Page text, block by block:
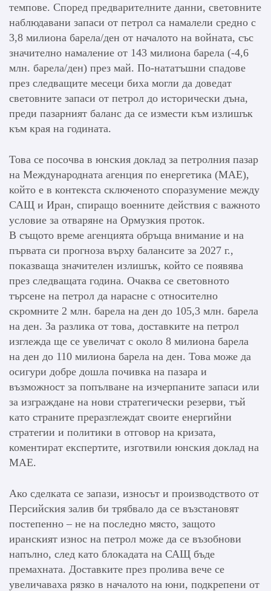
темпове. Според предварителните данни, световните
наблюдавани запаси от петрол са намалели средно с
3,8 милиона барела/ден от началото на войната, със
значително намаление от 143 милиона барела (-4,6
млн. барела/ден) през май. По-нататъшни спадове
през следващите месеци биха могли да доведат
световните запаси от петрол до исторически дъна,
преди пазарният баланс да се измести към излишък
към края на годината.
Това се посочва в юнския доклад за петролния пазар
на Международната агенция по енергетика (МАЕ),
който е в контекста сключеното споразумение между
САЩ и Иран, спиращо военните действия с важното
условие за отваряне на Ормузкия проток.
В същото време агенцията обръща внимание и на
първата си прогноза върху балансите за 2027 г.,
показваща значителен излишък, който се появява
през следващата година. Очаква се световното
търсене на петрол да нарасне с относително
скромните 2 млн. барела на ден до 105,3 млн. барела
на ден. За разлика от това, доставките на петрол
изглежда ще се увеличат с около 8 милиона барела
на ден до 110 милиона барела на ден. Това може да
осигури добре дошла почивка на пазара и
възможност за попълване на изчерпаните запаси или
за изграждане на нови стратегически резерви, тъй
като страните преразглеждат своите енергийни
стратегии и политики в отговор на кризата,
коментират експертите, изготвили юнския доклад на
МАЕ.
Ако сделката се запази, износът и производството от
Персийския залив би трябвало да се възстановят
постепенно – не на последно място, защото
иранският износ на петрол може да се възобнови
напълно, след като блокадата на САЩ бъде
премахната. Доставките през пролива вече се
увеличаваха рязко в началото на юни, подкрепени от